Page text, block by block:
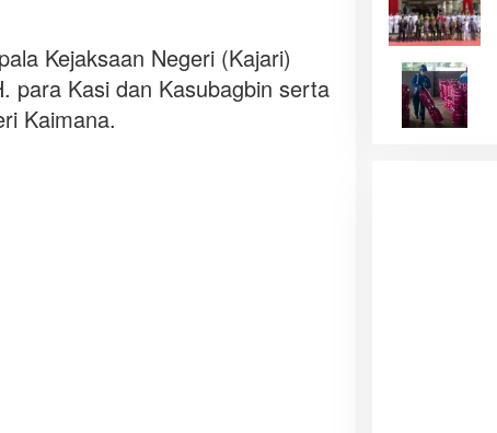
Kejaksaan Negeri (Kajari)
para Kasi dan Kasubagbin serta
Kaimana.